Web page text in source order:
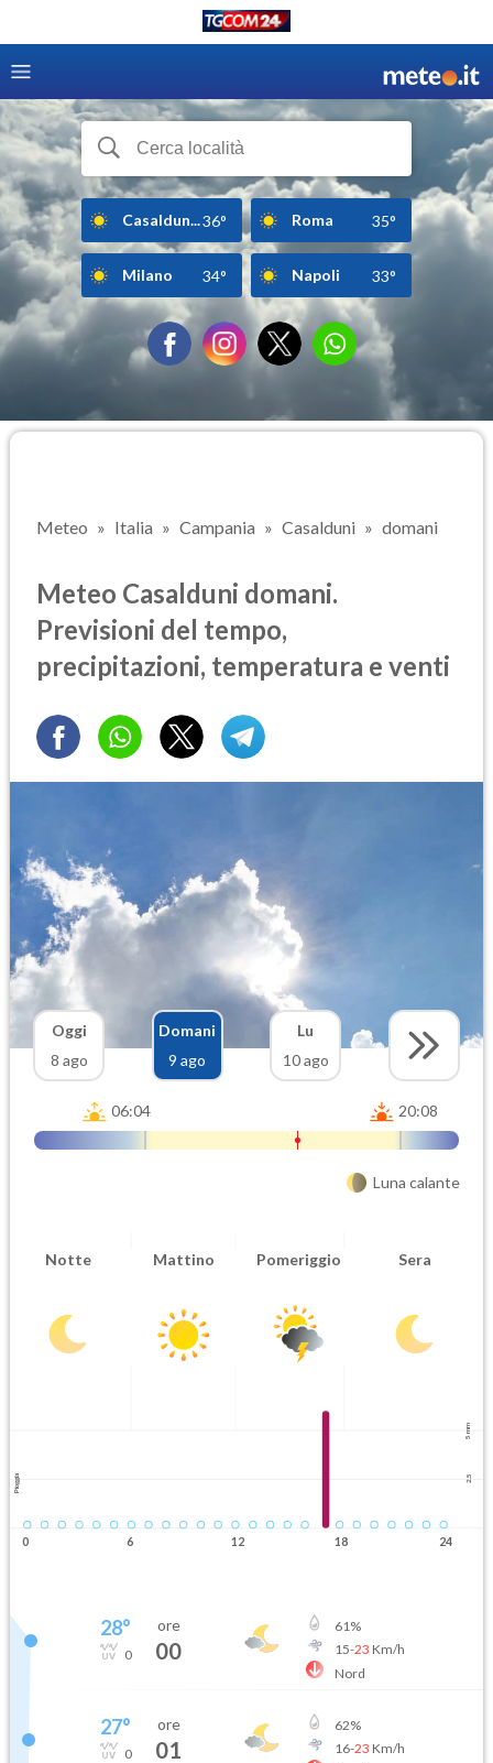
Casaldun...36° Roma 35°
Milano 34° Napoli 33°
Meteo Italia Campania Casalduni domani
Meteo Casalduni domani.
Previsioni del tempo,
precipitazioni, temperatura e venti
Oggi
8 ago
Domani
9 ago
Lu
10 ago
06:04 20:08
Luna calante
Notte Mattino Pomeriggio Sera
5 mm
2.5
Pioggia
0 6 12 18 24
28°
0
ore
00
61%
15-23 Km/h
Nord
27°
0
ore
01
62%
16-23 Km/h